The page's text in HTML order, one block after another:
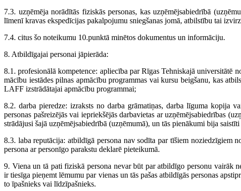
7.3. uzņēmēja norādītās fiziskās personas, kas uzņēmējsabiedrībā
līmenī kravas ekspedīcijas pakalpojumu sniegšanas jomā, atbilstību tai
7.4. citus šo noteikumu 10.punktā minētos dokumentus un informāciju.
8. Atbildīgajai personai jāpierāda:
8.1. profesionālā kompetence: apliecība par Rīgas Tehniskajā universitātē
mācību iestādes pilnas apmācību programmas vai kursu beigšanu, kas
LAFF izstrādātajai apmācību programmai;
8.2. darba pieredze: izraksts no darba grāmatiņas, darba līguma kopija
personas pašreizējās vai iepriekšējās darbavietas ar uzņēmējsabiedrības
strādājusi šajā uzņēmējsabiedrībā (uzņēmumā), un tās pienākumi bija
8.3. laba reputācija: atbildīgā persona nav sodīta par tīšiem noziedzīgiem
persona ar personīgo parakstu deklarē pieteikumā.
9. Viena un tā pati fiziskā persona nevar būt par atbildīgo personu vairāk
ir tiesīga pieņemt lēmumu par vienas un tās pašas atbildīgās personas
to īpašnieks vai līdzīpašnieks.